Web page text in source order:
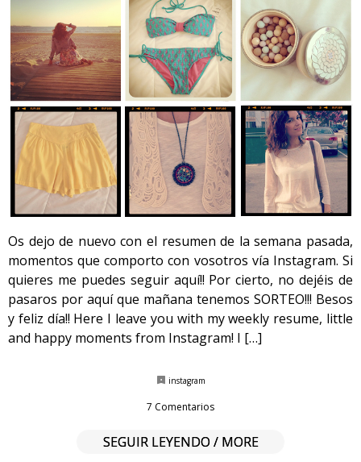
Os dejo de nuevo con el resumen de la semana pasada,
momentos que comporto con vosotros vía Instagram. Si
quieres me puedes seguir aquí!! Por cierto, no dejéis de
pasaros por aquí que mañana tenemos SORTEO!!! Besos
y feliz día!! Here I leave you with my weekly resume, little
and happy moments from Instagram! I […]
instagram
7 Comentarios
SEGUIR LEYENDO / MORE